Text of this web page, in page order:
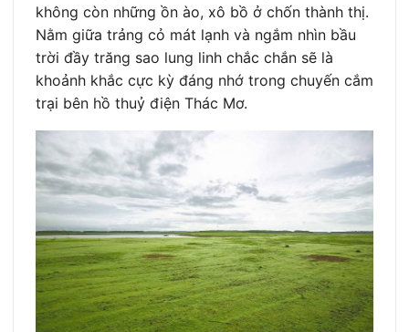
không còn những ồn ào, xô bồ ở chốn thành thị.
Nằm giữa trảng cỏ mát lạnh và ngắm nhìn bầu
trời đầy trăng sao lung linh chắc chắn sẽ là
khoảnh khắc cực kỳ đáng nhớ trong chuyến cắm
trại bên hồ thuỷ điện Thác Mơ.